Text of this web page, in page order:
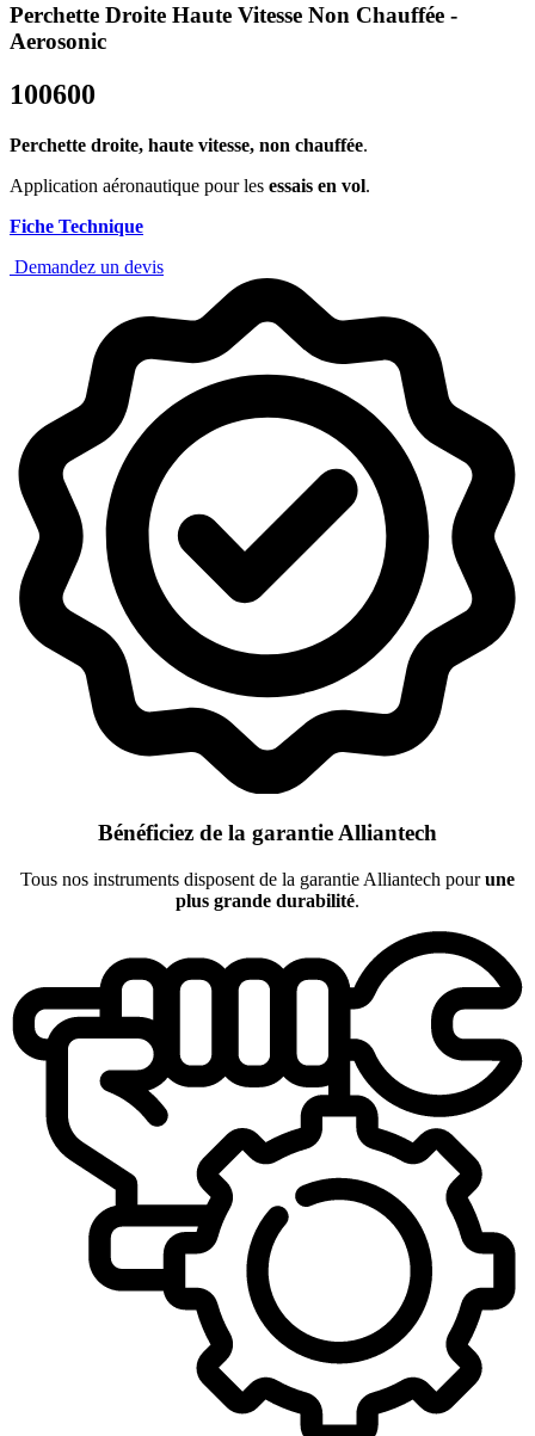
Perchette Droite Haute Vitesse Non Chauffée -
Aerosonic
100600
Perchette droite, haute vitesse, non chauffée.
Application aéronautique pour les essais en vol.
Fiche Technique
Demandez un devis
Bénéficiez de la garantie Alliantech
Tous nos instruments disposent de la garantie Alliantech pourune
plus grande durabilité.